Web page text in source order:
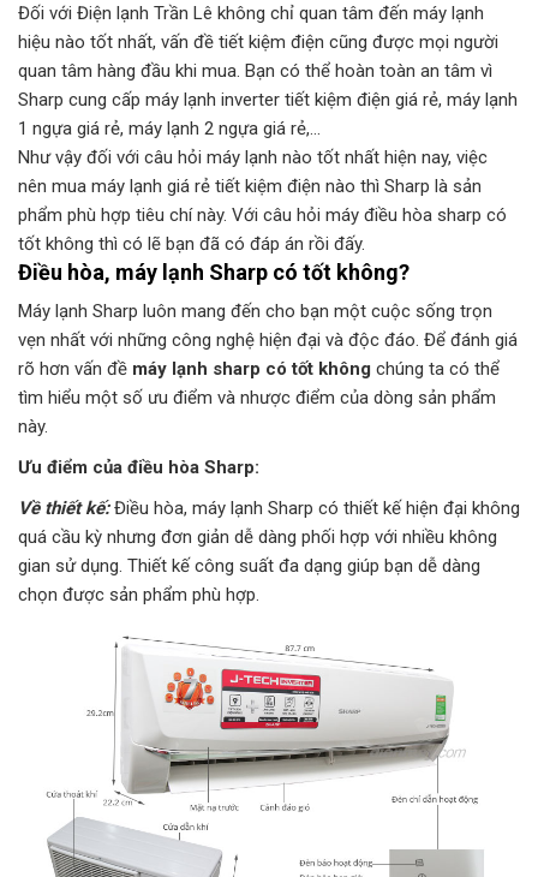
Đối với Điện lạnh Trần Lê không chỉ quan tâm đến máy lạnh
hiệu nào tốt nhất, vấn đề tiết kiệm điện cũng được mọi người
quan tâm hàng đầu khi mua. Bạn có thể hoàn toàn an tâm vì
Sharp cung cấp máy lạnh inverter tiết kiệm điện giá rẻ, máy lạnh
1 ngựa giá rẻ, máy lạnh 2 ngựa giá rẻ,…
Như vậy đối với câu hỏi máy lạnh nào tốt nhất hiện nay, việc
nên mua máy lạnh giá rẻ tiết kiệm điện nào thì Sharp là sản
phẩm phù hợp tiêu chí này. Với câu hỏi máy điều hòa sharp có
tốt không thì có lẽ bạn đã có đáp án rồi đấy.
Điều hòa, máy lạnh Sharp có tốt không?
Máy lạnh Sharp luôn mang đến cho bạn một cuộc sống trọn
vẹn nhất với những công nghệ hiện đại và độc đáo. Để đánh giá
rõ hơn vấn đề máy lạnh sharp có tốt không chúng ta có thể
tìm hiểu một số ưu điểm và nhược điểm của dòng sản phẩm
này.
Ưu điểm của điều hòa Sharp:
Về thiết kế:Điều hòa, máy lạnh Sharp có thiết kế hiện đại không
quá cầu kỳ nhưng đơn giản dễ dàng phối hợp với nhiều không
gian sử dụng. Thiết kế công suất đa dạng giúp bạn dễ dàng
chọn được sản phẩm phù hợp.